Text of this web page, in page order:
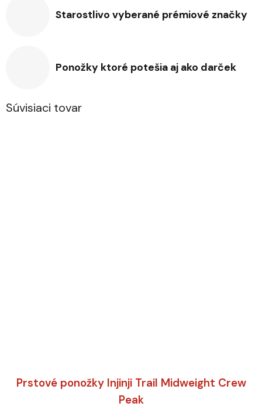
Starostlivo vyberané prémiové značky
Ponožky ktoré potešia aj ako darček
Súvisiaci tovar
Prstové ponožky Injinji Trail Midweight Crew
Peak